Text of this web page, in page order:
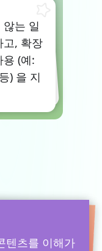
는 일
고, 확장
(예:
) 을 지
텐츠를 이해가